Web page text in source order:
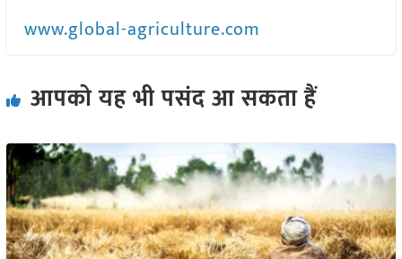
www.global-agriculture.com
आपको यह भी पसंद आ सकता हैं